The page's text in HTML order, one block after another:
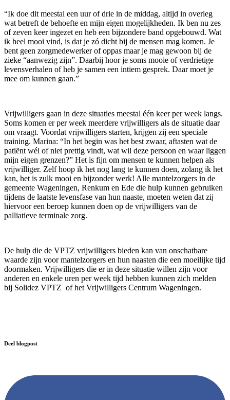
“Ik doe dit meestal een uur of drie in de middag, altijd in overleg
wat betreft de behoefte en mijn eigen mogelijkheden. Ik ben nu zes
of zeven keer ingezet en heb een bijzondere band opgebouwd. Wat
ik heel mooi vind, is dat je zó dicht bij de mensen mag komen. Je
bent geen zorgmedewerker of oppas maar je mag gewoon bij de
zieke “aanwezig zijn”. Daarbij hoor je soms mooie of verdrietige
levensverhalen of heb je samen een intiem gesprek. Daar moet je
mee om kunnen gaan.”
Vrijwilligers gaan in deze situaties meestal één keer per week langs.
Soms komen er per week meerdere vrijwilligers als de situatie daar
om vraagt. Voordat vrijwilligers starten, krijgen zij een speciale
training. Marina: “In het begin was het best zwaar, aftasten wat de
patiënt wél of niet prettig vindt, wat wil deze persoon en waar liggen
mijn eigen grenzen?” Het is fijn om mensen te kunnen helpen als
vrijwilliger. Zelf hoop ik het nog lang te kunnen doen, zolang ik het
kan, het is zulk mooi en bijzonder werk! Alle mantelzorgers in de
gemeente Wageningen, Renkum en Ede die hulp kunnen gebruiken
tijdens de laatste levensfase van hun naaste, moeten weten dat zij
hiervoor een beroep kunnen doen op de vrijwilligers van de
palliatieve terminale zorg.
De hulp die de VPTZ vrijwilligers bieden kan van onschatbare
waarde zijn voor mantelzorgers en hun naasten die een moeilijke tijd
doormaken. Vrijwilligers die er in deze situatie willen zijn voor
anderen en enkele uren per week tijd hebben kunnen zich melden
bij Solidez VPTZ of het Vrijwilligers Centrum Wageningen.
Deel blogpost